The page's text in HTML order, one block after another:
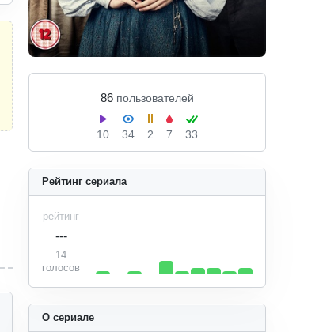
86 пользователей
10 34 2 7 33
О сериале
Рейтинг сериала
рейтинг
---
14
голосов